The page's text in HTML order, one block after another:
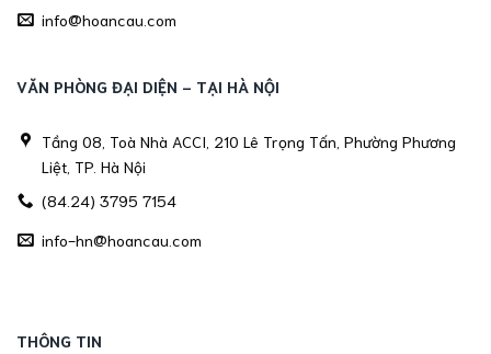
info@hoancau.com
VĂN PHÒNG ĐẠI DIỆN - TẠI HÀ NỘI
Tầng 08, Toà Nhà ACCI, 210 Lê Trọng Tấn, Phường Phương
Liệt, TP. Hà Nội
(84.24) 3795 7154
info-hn@hoancau.com
THÔNG TIN